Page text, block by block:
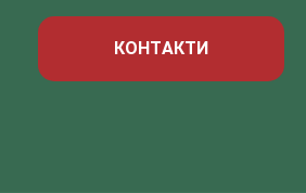
КОНТАКТИ